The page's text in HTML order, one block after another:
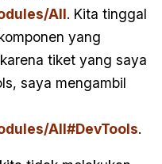
All. Kita tinggal
yang
tiket yang saya
saya mengambil
All#DevTools.